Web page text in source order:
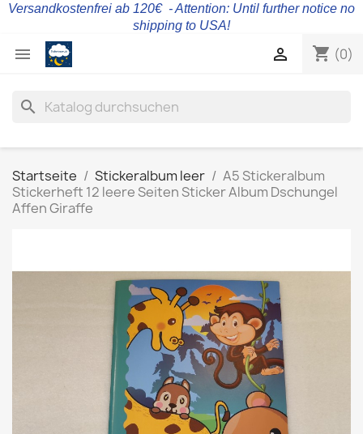
Versandkostenfrei ab 120€ - Attention: Until further notice no
shipping to USA!
 shopping_cart (0)

search
Startseite Stickeralbum leer
A5 Stickeralbum
Stickerheft 12 leere Seiten Sticker Album Dschungel
Affen Giraffe